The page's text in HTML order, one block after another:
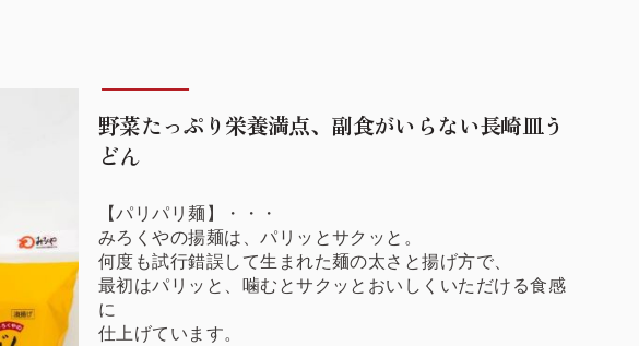
野菜たっぷり栄養満点、副食がいらない長崎皿う
どん
【パリパリ麺】・・・
みろくやの揚麺は、パリッとサクッと。
何度も試行錯誤して生まれた麺の太さと揚げ方で、
最初はパリッと、噛むとサクッとおいしくいただける食感
に
仕上げています。